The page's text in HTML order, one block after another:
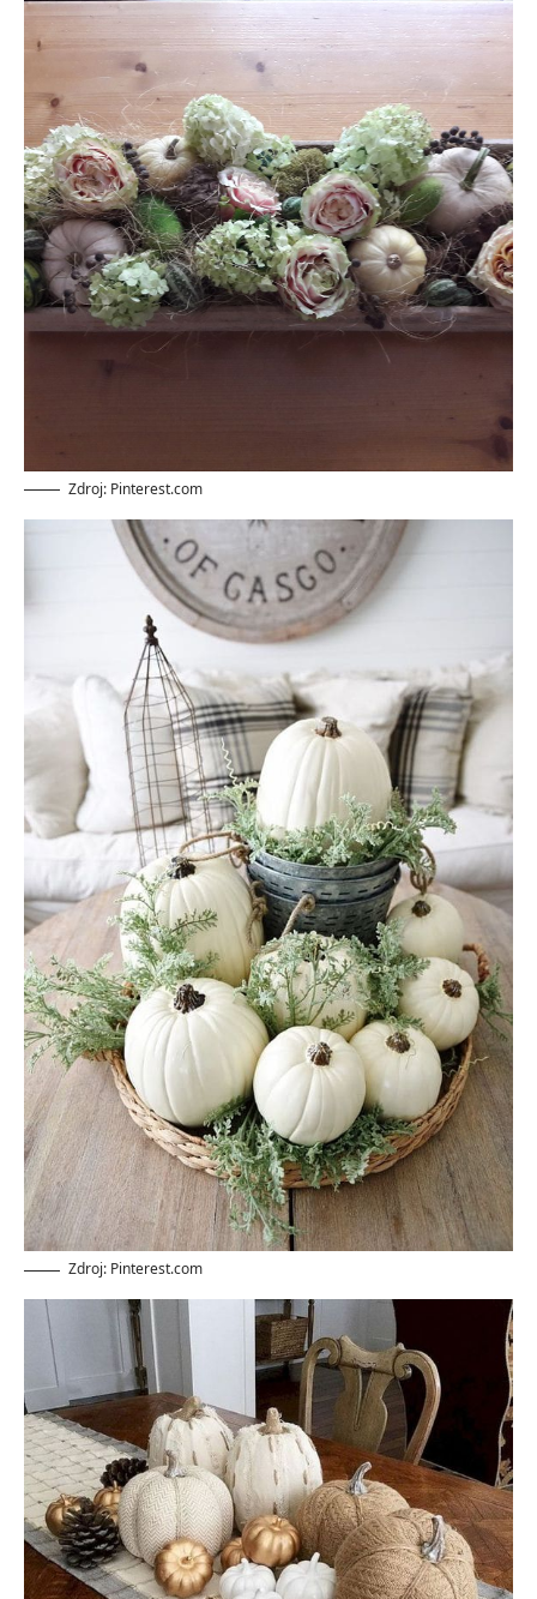
Zdroj: Pinterest.com
Zdroj: Pinterest.com